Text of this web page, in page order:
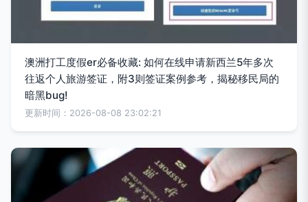
澳洲打工度假er必备收藏: 如何在线申请新西兰5年多次
往返个人旅游签证，附3则签证案例参考，揭秘移民局的
暗黑bug!
更新时间：2026-08-08 23:02:21